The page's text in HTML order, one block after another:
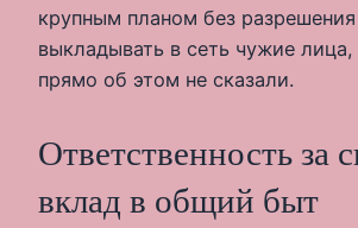
крупным планом без
выкладывать в сеть чужие
прямо об этом не сказали.
Ответственность за
вклад в общий быт